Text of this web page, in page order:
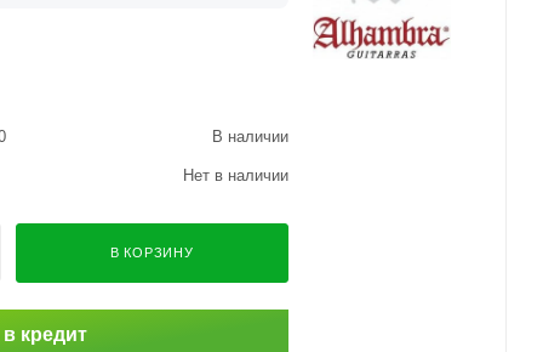
Нет в наличии
В наличии
В КОРЗИНУ
кредит